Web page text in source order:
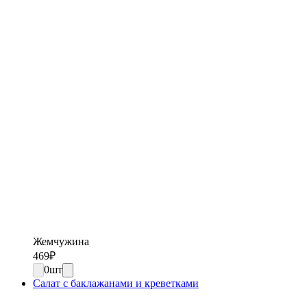
Жемчужина
469₽
0шт
Салат с баклажанами и креветками